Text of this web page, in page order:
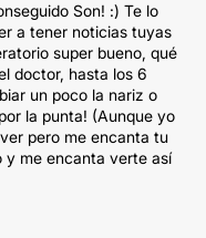
Son! :) Te lo
a tener noticias tuyas
super bueno, qué
doctor, hasta los 6
un poco la nariz o
la punta! (Aunque yo
pero me encanta tu
y me encanta verte así